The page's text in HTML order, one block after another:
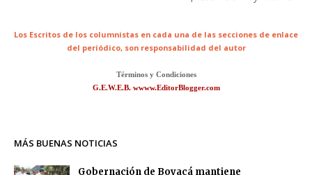
Los Escritos de los columnistas en cada una de las secciones de enlace
del periódico, son responsabilidad del autor
Términos y Condiciones
G.E.W.E.B. wwww.EditorBlogger.com
MÁS BUENAS NOTICIAS
Gobernación de Boyacá mantiene